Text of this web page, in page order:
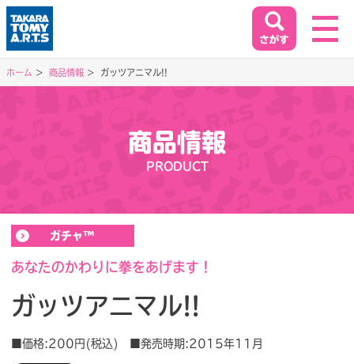
イベント&キャンペーン
EVENT&CAMPAIGN
お客様相談室
閉じる
ホーム 商品情報 ガッツアニマル!!
商品情報
PRODUCT
ガチャ™
あなたのかわりに拳をあげます！
ガッツアニマル!!
■価格:200円(税込) ■発売時期:2015年11月